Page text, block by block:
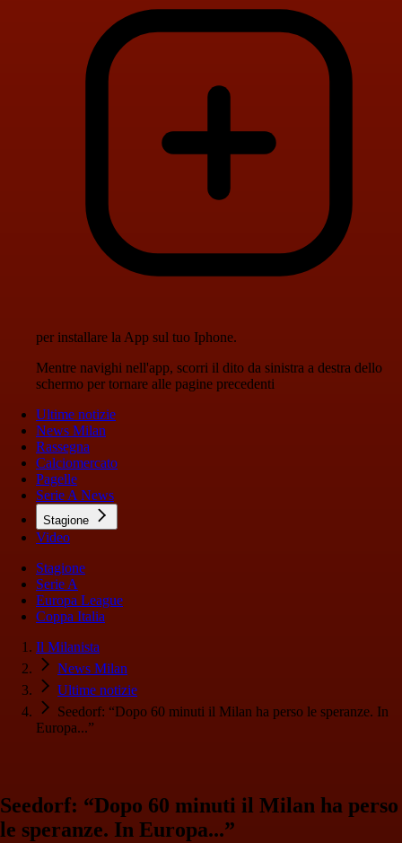
per installare la App sul tuo Iphone.
Mentre navighi nell'app, scorri il dito da sinistra a destra dello
schermo per tornare alle pagine precedenti
Ultime notizie
News Milan
Rassegna
Calciomercato
Pagelle
Serie A News
Stagione
Video
Stagione
Serie A
Europa League
Coppa Italia
Il Milanista
News Milan
Ultime notizie
Seedorf: “Dopo 60 minuti il Milan ha perso le speranze. In
Europa...”
Seedorf: “Dopo 60 minuti il Milan ha perso
le speranze. In Europa...”